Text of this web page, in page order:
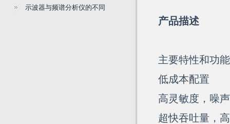
示波器与频谱分析仪的不同
产品描述
主要特性和功能
低成本配置
高灵敏度，噪
超快吞吐量，